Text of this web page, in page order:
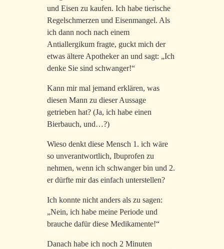
und Eisen zu kaufen. Ich habe tierische
Regelschmerzen und Eisenmangel. Als
ich dann noch nach einem
Antiallergikum fragte, guckt mich der
etwas ältere Apotheker an und sagt: „Ich
denke Sie sind schwanger!“
Kann mir mal jemand erklären, was
diesen Mann zu dieser Aussage
getrieben hat? (Ja, ich habe einen
Bierbauch, und…?)
Wieso denkt diese Mensch 1. ich wäre
so unverantwortlich, Ibuprofen zu
nehmen, wenn ich schwanger bin und 2.
er dürfte mir das einfach unterstellen?
Ich konnte nicht anders als zu sagen:
„Nein, ich habe meine Periode und
brauche dafür diese Medikamente!“
Danach habe ich noch 2 Minuten